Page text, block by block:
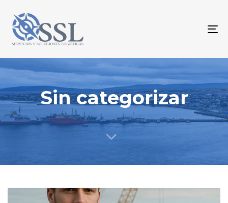
Sin categorizar